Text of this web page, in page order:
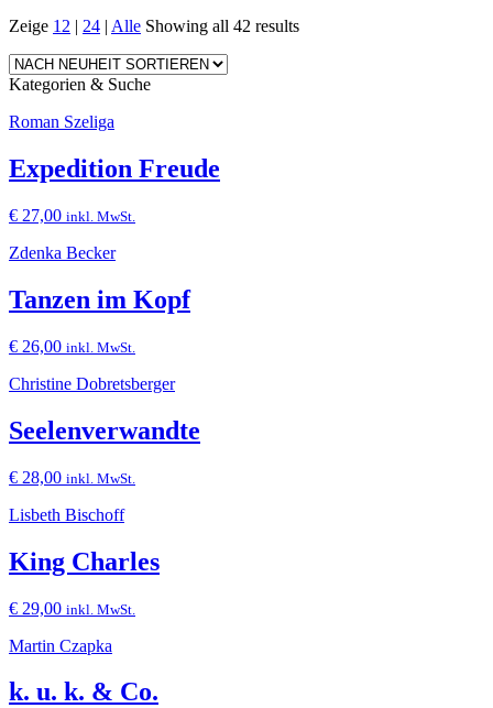
Zeige 12 | 24 | Alle Showing all 42 results
Kategorien & Suche
Roman Szeliga
Expedition Freude
€ 27,00 inkl. MwSt.
Zdenka Becker
Tanzen im Kopf
€ 26,00 inkl. MwSt.
Christine Dobretsberger
Seelenverwandte
€ 28,00 inkl. MwSt.
Lisbeth Bischoff
King Charles
€ 29,00 inkl. MwSt.
Martin Czapka
k. u. k. & Co.